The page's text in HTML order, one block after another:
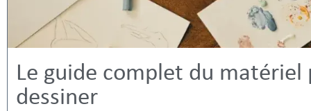
Le guide complet du matériel
dessiner